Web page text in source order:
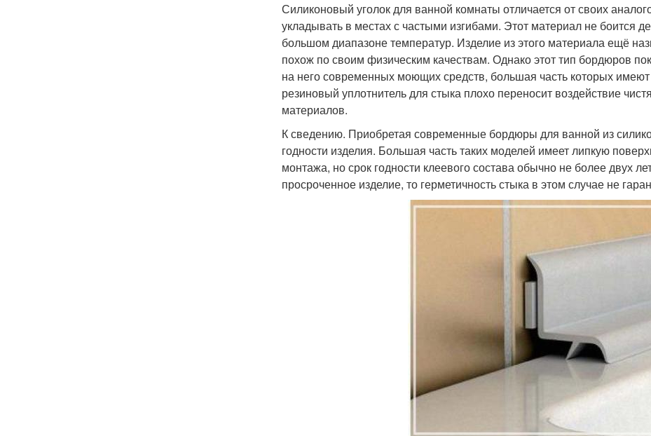
Силиконовый уголок для ванной комнаты отличается от своих
укладывать в местах с частыми изгибами. Этот материал не боится
большом диапазоне температур. Изделие из этого материала ещё
похож по своим физическим качествам. Однако этот тип бордюров
на него современных моющих средств, большая часть которых
резиновый уплотнитель для стыка плохо переносит воздействие
материалов.
К сведению. Приобретая современные бордюры для ванной из
годности изделия. Большая часть таких моделей имеет липкую
монтажа, но срок годности клеевого состава обычно не более двух
просроченное изделие, то герметичность стыка в этом случае не